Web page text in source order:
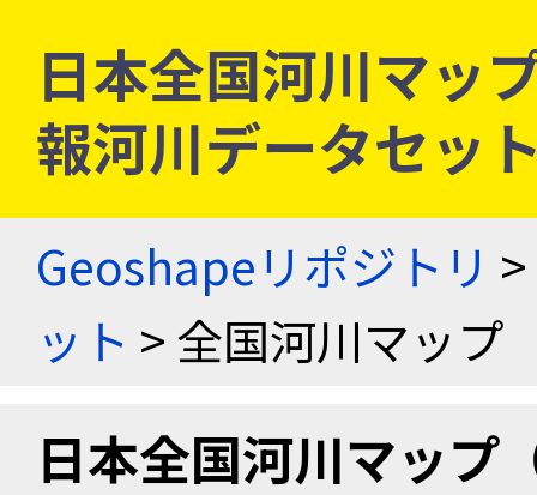
日本全国河川マッ
報河川データセッ
Geoshapeリポジトリ >
ット > 全国河川マップ
日本全国河川マップ